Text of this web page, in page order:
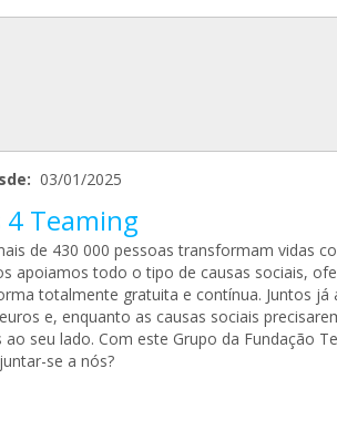
03/01/2025
4 Teaming
de 430 000 pessoas transformam vidas
apoiamos todo o tipo de causas sociais,
totalmente gratuita e contínua. Juntos já
e, enquanto as causas sociais
seu lado. Com este Grupo da Fundação
se a nós?